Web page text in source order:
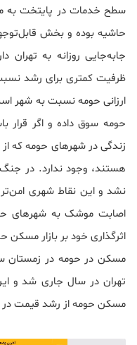
سطح خدمات در پایتخت به
حاشیه بوده و بخش
جابه‌جایی روزانه به تهران
ظرفیت کمتری برای رشد
ارزانی حومه نسبت به شهر
حومه سوق داده و اگر قرار
زندگی در شهرهای حومه که از
نشد و این نقاط شهری امن‌تر
اصابت موشک به شهرهای
اثرگذاری خود بر بازار
مسکن در حومه در زمستان
تهران در سال جاری شد و
مسکن حومه از رشد قیمت در